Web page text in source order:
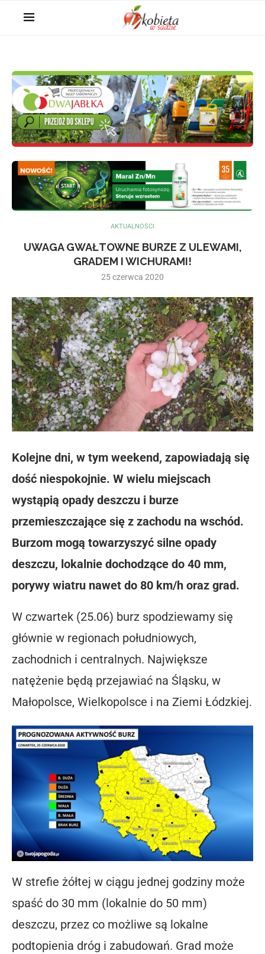
AKTUALNOŚCI
UWAGA GWAŁTOWNE BURZE Z ULEWAMI,
GRADEM I WICHURAMI!
25 czerwca 2020
Kolejne dni, w tym weekend, zapowiadają się
dość niespokojnie. W wielu miejscach
wystąpią opady deszczu i burze
przemieszczające się z zachodu na wschód.
Burzom mogą towarzyszyć silne opady
deszczu, lokalnie dochodzące do 40 mm,
porywy wiatru nawet do 80 km/h oraz grad.
W czwartek (25.06) burz spodziewamy się
głównie w regionach południowych,
zachodnich i centralnych. Największe
natężenie będą przejawiać na Śląsku, w
Małopolsce, Wielkopolsce i na Ziemi Łódzkiej.
W strefie żółtej w ciągu jednej godziny może
spaść do 30 mm (lokalnie do 50 mm)
deszczu, przez co możliwe są lokalne
podtopienia dróg i zabudowań. Grad może